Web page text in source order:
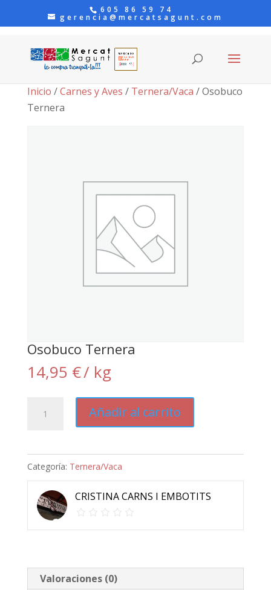
605 86 59 74
gerencia@mercatsagunt.com
Inicio /Carnes y Aves / Ternera/Vaca / Osobuco
Ternera
Osobuco Ternera
14,95 €/ kg
Ternera
Añadir al carrito
Categoría: Ternera/Vaca
CRISTINA CARNS I EMBOTITS
Valoraciones (0)